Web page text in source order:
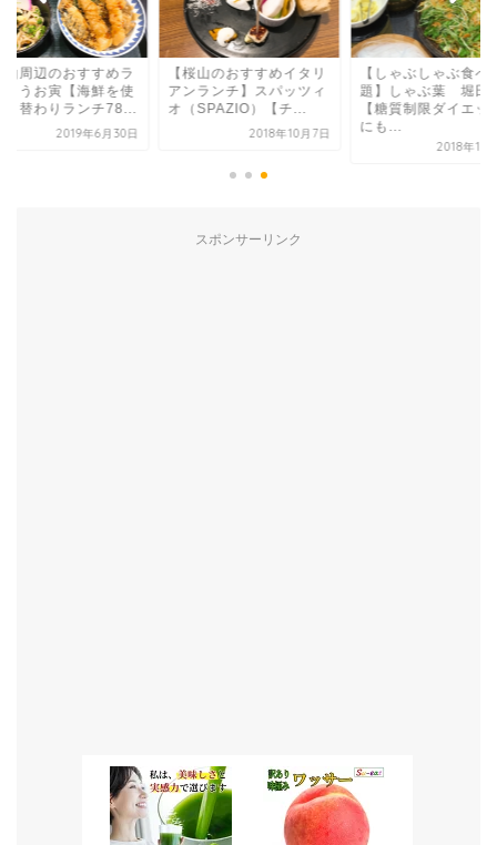
山周辺のおすすめラ
】うお寅【海鮮を使
日替わりランチ78...
2019年6月30日
【桜山のおすすめイタリ
アンランチ】スパッツィ
オ（SPAZIO）【チ...
2018年10月7日
【しゃぶしゃぶ食べ
題】しゃぶ葉 堀田
【糖質制限ダイエッ
にも...
2018年11
スポンサーリンク